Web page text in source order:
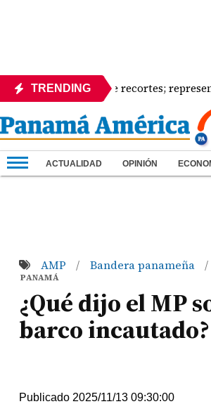
TRENDING
defiende recortes;
ACTUALIDAD OPINIÓN
AMP / Bandera panameña /
PANAMÁ
¿Qué dijo el MP
barco incautado?
Publicado 2025/11/13 09:30:00